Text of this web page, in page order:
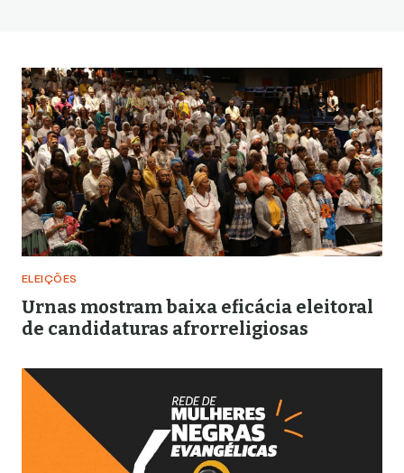
ELEIÇÕES
Urnas mostram baixa eficácia eleitoral
de candidaturas afrorreligiosas